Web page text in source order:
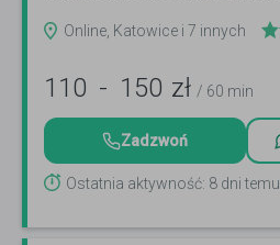
Online, Katowice i 7 innych
110 - 150 zł / 60 min
Zadzwoń
Ostatnia aktywność: 8 dni temu